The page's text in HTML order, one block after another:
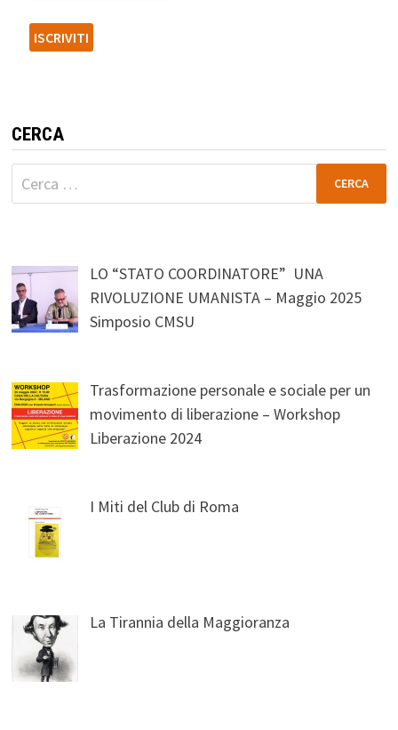
CERCA
Ricerca
per:
LO “STATO COORDINATORE” UNA
RIVOLUZIONE UMANISTA – Maggio 2025
Simposio CMSU
Trasformazione personale e sociale per un
movimento di liberazione – Workshop
Liberazione 2024
I Miti del Club di Roma
La Tirannia della Maggioranza